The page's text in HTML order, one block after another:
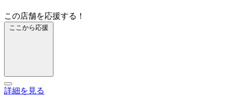
この店舗を応援する！
ここから応援
詳細を見る